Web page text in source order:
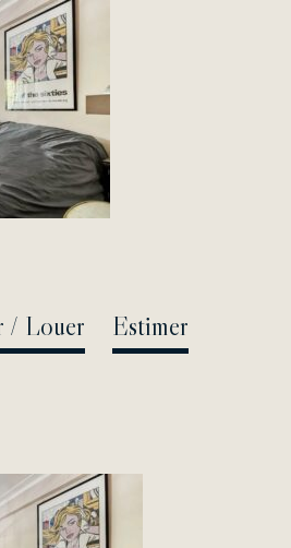
/ Louer Estimer